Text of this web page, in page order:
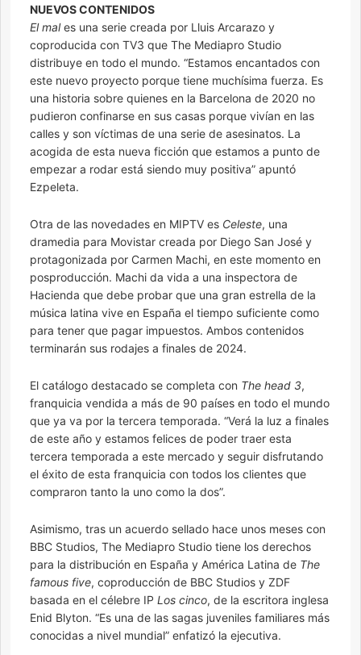
NUEVOS CONTENIDOS
El males una serie creada por Lluis Arcarazo y
coproducida con TV3 que The Mediapro Studio
distribuye en todo el mundo. “Estamos encantados con
este nuevo proyecto porque tiene muchísima fuerza. Es
una historia sobre quienes en la Barcelona de 2020 no
pudieron confinarse en sus casas porque vivían en las
calles y son víctimas de una serie de asesinatos. La
acogida de esta nueva ficción que estamos a punto de
empezar a rodar está siendo muy positiva” apuntó
Ezpeleta.
Otra de las novedades en MIPTV es Celeste, una
dramedia para Movistar creada por Diego San José y
protagonizada por Carmen Machi, en este momento en
posproducción. Machi da vida a una inspectora de
Hacienda que debe probar que una gran estrella de la
música latina vive en España el tiempo suficiente como
para tener que pagar impuestos. Ambos contenidos
terminarán sus rodajes a finales de 2024.
El catálogo destacado se completa con The head 3,
franquicia vendida a más de 90 países en todo el mundo
que ya va por la tercera temporada. “Verá la luz a finales
de este año y estamos felices de poder traer esta
tercera temporada a este mercado y seguir disfrutando
el éxito de esta franquicia con todos los clientes que
compraron tanto la uno como la dos”.
Asimismo, tras un acuerdo sellado hace unos meses con
BBC Studios, The Mediapro Studio tiene los derechos
para la distribución en España y América Latina de The
famous five, coproducción de BBC Studios y ZDF
basada en el célebre IP Los cinco, de la escritora inglesa
Enid Blyton. “Es una de las sagas juveniles familiares más
conocidas a nivel mundial” enfatizó la ejecutiva.